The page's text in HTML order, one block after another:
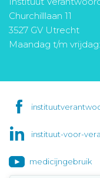
Churchilllaan 11
3527 GV Utrecht
Maandag t/m
instituut-voor-
medicijngebruik